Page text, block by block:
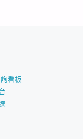
看板